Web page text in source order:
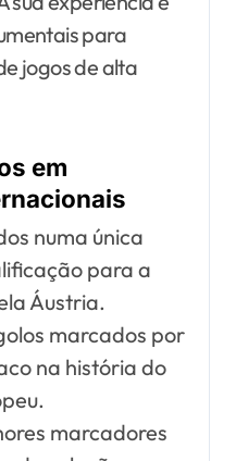
para
jogos de alta
em
numa única
para a
Áustria.
marcados por
na história do
marcadores